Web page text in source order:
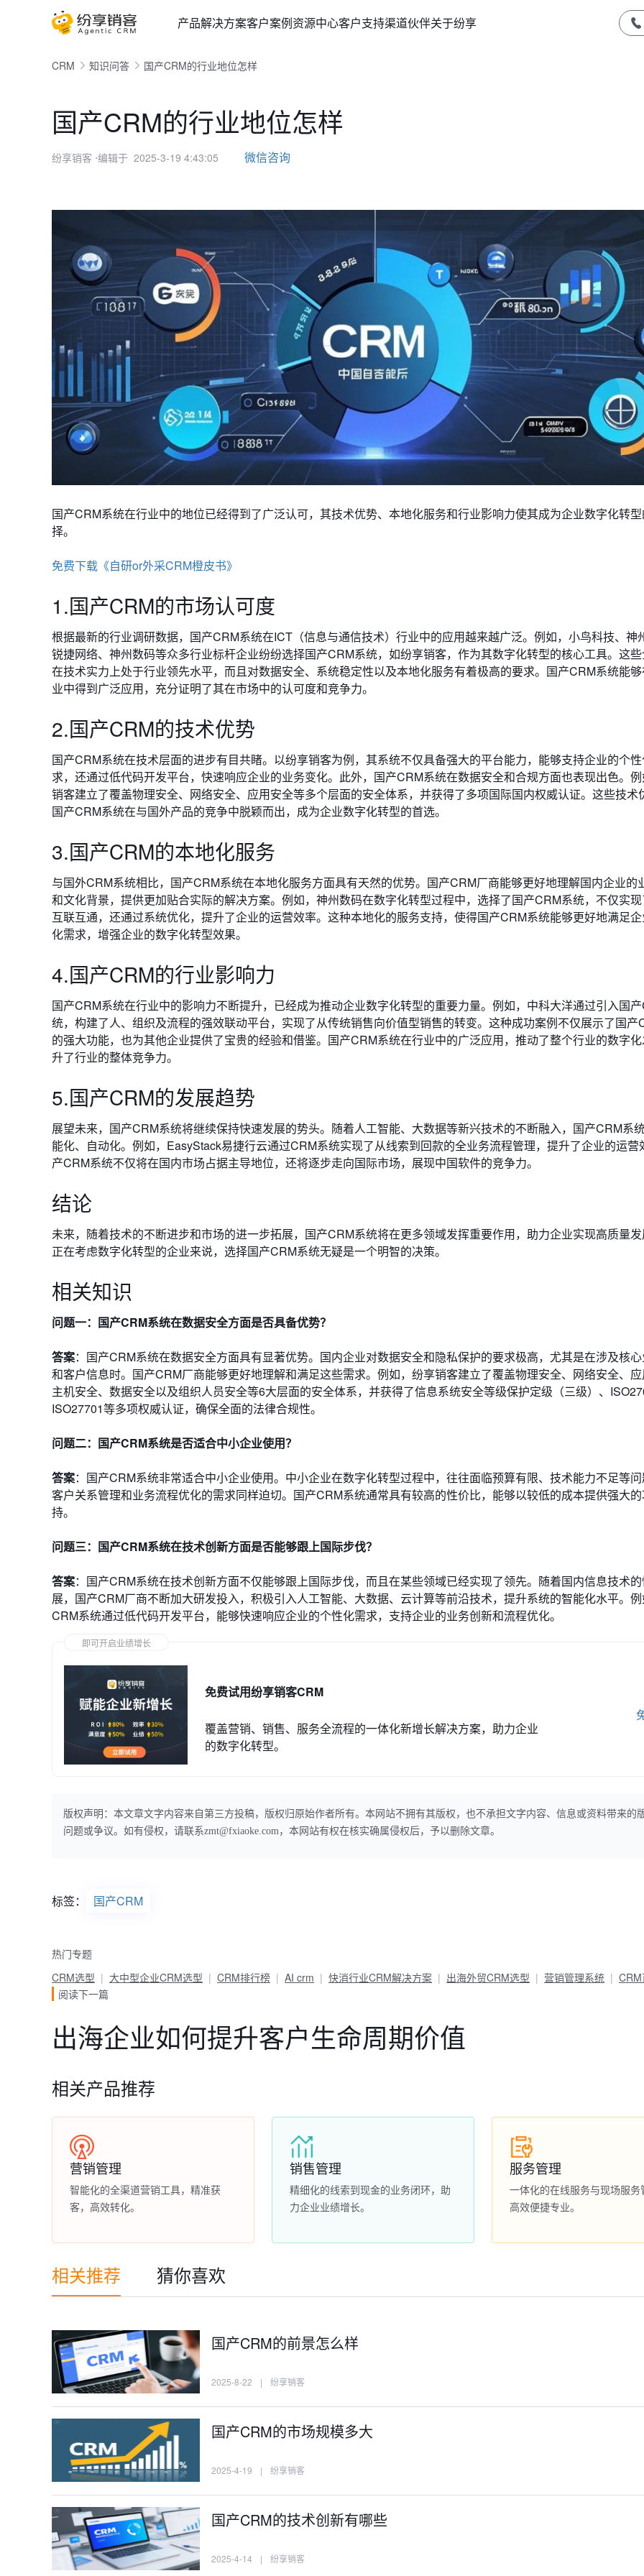
产品解决方案客户案例资源中心客户支持渠道伙伴关于纷享
CRM 知识问答 国产CRM的行业地位怎样
国产CRM的行业地位怎样
纷享销客 ⋅编辑于 2025-3-19 4:43:05 微信咨询
国产CRM系统在行业中的地位已经得到了广泛认可，其技术优势、本地化服务和行业影响力使其成为企业数字化转
择。
免费下载《自研or外采CRM橙皮书》
1.国产CRM的市场认可度
根据最新的行业调研数据，国产CRM系统在ICT（信息与通信技术）行业中的应用越来越广泛。例如，小鸟科技、神
锐捷网络、神州数码等众多行业标杆企业纷纷选择国产CRM系统，如纷享销客，作为其数字化转型的核心工具。这
在技术实力上处于行业领先水平，而且对数据安全、系统稳定性以及本地化服务有着极高的要求。国产CRM系统能
业中得到广泛应用，充分证明了其在市场中的认可度和竞争力。
2.国产CRM的技术优势
国产CRM系统在技术层面的进步有目共睹。以纷享销客为例，其系统不仅具备强大的平台能力，能够支持企业的个
求，还通过低代码开发平台，快速响应企业的业务变化。此外，国产CRM系统在数据安全和合规方面也表现出色。
销客建立了覆盖物理安全、网络安全、应用安全等多个层面的安全体系，并获得了多项国际国内权威认证。这些技术
国产CRM系统在与国外产品的竞争中脱颖而出，成为企业数字化转型的首选。
3.国产CRM的本地化服务
与国外CRM系统相比，国产CRM系统在本地化服务方面具有天然的优势。国产CRM厂商能够更好地理解国内企业的
和文化背景，提供更加贴合实际的解决方案。例如，神州数码在数字化转型过程中，选择了国产CRM系统，不仅实
互联互通，还通过系统优化，提升了企业的运营效率。这种本地化的服务支持，使得国产CRM系统能够更好地满足
化需求，增强企业的数字化转型效果。
4.国产CRM的行业影响力
国产CRM系统在行业中的影响力不断提升，已经成为推动企业数字化转型的重要力量。例如，中科大洋通过引入国
统，构建了人、组织及流程的强效联动平台，实现了从传统销售向价值型销售的转变。这种成功案例不仅展示了国产
的强大功能，也为其他企业提供了宝贵的经验和借鉴。国产CRM系统在行业中的广泛应用，推动了整个行业的数字
升了行业的整体竞争力。
5.国产CRM的发展趋势
展望未来，国产CRM系统将继续保持快速发展的势头。随着人工智能、大数据等新兴技术的不断融入，国产CRM系
能化、自动化。例如，EasyStack易捷行云通过CRM系统实现了从线索到回款的全业务流程管理，提升了企业的运营
产CRM系统不仅将在国内市场占据主导地位，还将逐步走向国际市场，展现中国软件的竞争力。
结论
未来，随着技术的不断进步和市场的进一步拓展，国产CRM系统将在更多领域发挥重要作用，助力企业实现高质量
正在考虑数字化转型的企业来说，选择国产CRM系统无疑是一个明智的决策。
相关知识
问题一：国产CRM系统在数据安全方面是否具备优势？
答案：国产CRM系统在数据安全方面具有显著优势。国内企业对数据安全和隐私保护的要求极高，尤其是在涉及核
和客户信息时。国产CRM厂商能够更好地理解和满足这些需求。例如，纷享销客建立了覆盖物理安全、网络安全、应
主机安全、数据安全以及组织人员安全等6大层面的安全体系，并获得了信息系统安全等级保护定级（三级）、
ISO27701等多项权威认证，确保全面的法律合规性。
问题二：国产CRM系统是否适合中小企业使用？
答案：国产CRM系统非常适合中小企业使用。中小企业在数字化转型过程中，往往面临预算有限、技术能力不足等
客户关系管理和业务流程优化的需求同样迫切。国产CRM系统通常具有较高的性价比，能够以较低的成本提供强大
持。
问题三：国产CRM系统在技术创新方面是否能够跟上国际步伐？
答案：国产CRM系统在技术创新方面不仅能够跟上国际步伐，而且在某些领域已经实现了领先。随着国内信息技术
展，国产CRM厂商不断加大研发投入，积极引入人工智能、大数据、云计算等前沿技术，提升系统的智能化水平。
CRM系统通过低代码开发平台，能够快速响应企业的个性化需求，支持企业的业务创新和流程优化。
即可开启业绩增长
免费试用纷享销客CRM
覆盖营销、销售、服务全流程的一体化新增长解决方案，助力企业
的数字化转型。
版权声明：本文章文字内容来自第三方投稿，版权归原始作者所有。本网站不拥有其版权，也不承担文字内容、信息或资料带来的
问题或争议。如有侵权，请联系zmt@fxiaoke.com，本网站有权在核实确属侵权后，予以删除文章。
标签： 国产CRM
热门专题
CRM选型
大中型企业CRM选型 CRM排行榜 AI crm 快消行业CRM解决方案 出海外贸CRM选型 营销管理系统
阅读下一篇
出海企业如何提升客户生命周期价值
相关产品推荐
营销管理
智能化的全渠道营销工具，精准获
客，高效转化。
销售管理
精细化的线索到现金的业务闭环，助
力企业业绩增长。
服务管理
一体化的在线服务与现场服务
高效便捷专业。
相关推荐 猜你喜欢
国产CRM的前景怎么样
2025-8-22 | 纷享销客
国产CRM的市场规模多大
2025-4-19 | 纷享销客
国产CRM的技术创新有哪些
2025-4-14 | 纷享销客